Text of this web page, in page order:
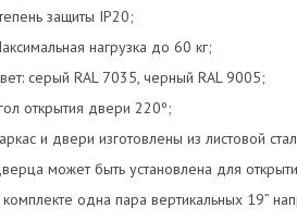
защиты IP20;
нагрузка до 60 кг;
серый RAL 7035, черный RAL 9005;
открытия двери 220º;
и двери изготовлены из листовой
может быть установлена для
одна пара вертикальных 19”